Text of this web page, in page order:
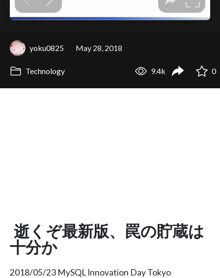
yoku0825 May 28, 2018
Technology 9.4k 0
逝くぞ最新版、罠の貯蔵は
十分か
2018/05/23 MySQL Innovation Day Tokyo